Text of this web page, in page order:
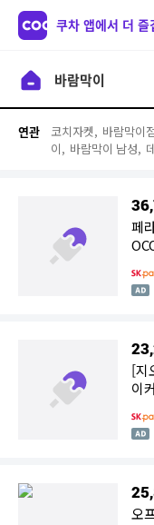
쿠차 앱에서 더 즐
연관 코치자켓, 바람막이
이, 바람막이 남성,
초경량 바람막이, 바
페
[지
이커
오